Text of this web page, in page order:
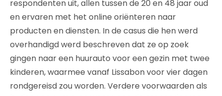
respondenten uit, allen tussen de 20 en 48 jaar oud
en ervaren met het online oriënteren naar
producten en diensten. In de casus die hen werd
overhandigd werd beschreven dat ze op zoek
gingen naar een huurauto voor een gezin met twee
kinderen, waarmee vanaf Lissabon voor vier dagen
rondgereisd zou worden. Verdere voorwaarden als